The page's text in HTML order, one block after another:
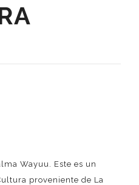
Wayuu. Este es un
proveniente de La